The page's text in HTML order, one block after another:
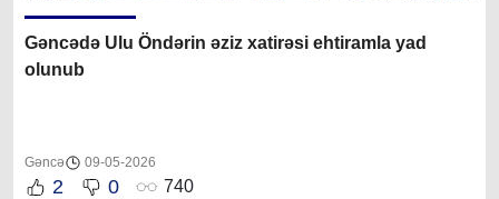
Gəncədə Ulu Öndərin əziz xatirəsi ehtiramla yad
olunub
Gəncə 09-05-2026
2 0 740